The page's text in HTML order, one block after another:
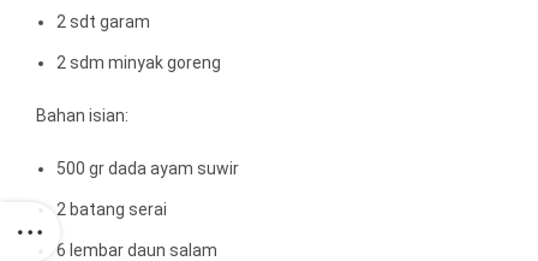
2 sdt garam
2 sdm minyak goreng
Bahan isian:
500 gr dada ayam suwir
2 batang serai
6 lembar daun salam